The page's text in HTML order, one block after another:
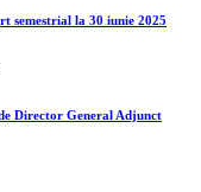
semestrial la 30 iunie 2025
Director General Adjunct